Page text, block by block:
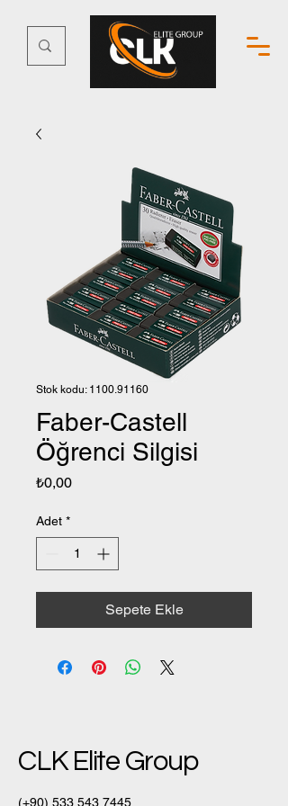
Stok kodu: 1100.91160
Faber-Castell
Öğrenci Silgisi
₺0,00Fiyat
Adet *
Sepete Ekle
CLK Elite Group
(+90) 533 543 7445